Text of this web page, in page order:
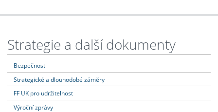
Strategie a další dokumenty
Bezpečnost
Strategické a dlouhodobé záměry
FF UK pro udržitelnost
Výroční zprávy